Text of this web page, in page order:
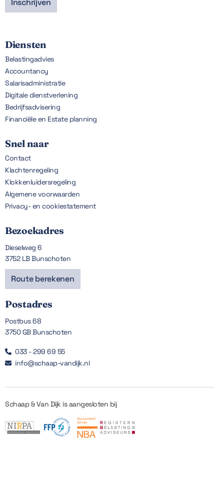
Diensten
Belastingadvies
Accountancy
Salarisadministratie
Digitale dienstverlening
Bedrijfsadvisering
Financiële en Estate planning
Snel naar
Contact
Klachtenregeling
Klokkenluidersregeling
Algemene voorwaarden
Privacy- en cookiestatement
Bezoekadres
Dieselweg 6
3752 LB Bunschoten
Route berekenen
Postadres
Postbus 68
3750 GB Bunschoten
 033 - 299 69 55
 info@schaap-vandijk.nl
Schaap & Van Dijk is aangesloten bij